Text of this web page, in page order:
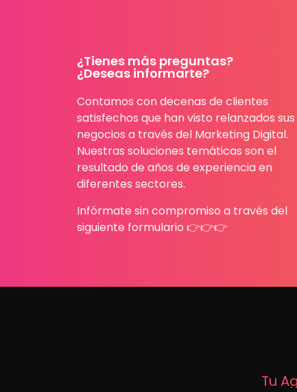
¿Tienes más preguntas?
¿Deseas informarte?
Contamos con decenas de clientes
satisfechos que han visto relanzados sus
negocios a través del Marketing Digital.
Nuestras soluciones temáticas son el
resultado de años de experiencia en
diferentes sectores.
Infórmate sin compromiso a través del
siguiente formulario 👉👉👉
Tu